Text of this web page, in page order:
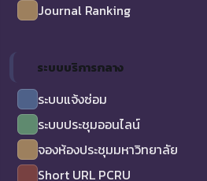
Journal Ranking
ระบบบริการกลาง
ระบบแจ้งซ่อม
ระบบประชุมออนไลน์
จองห้องประชุมมหาวิทยาลัย
Short URL PCRU